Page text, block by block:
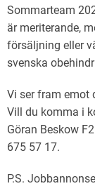
Sommarteam
är meriterande,
försäljning eller
svenska
Vi ser fram emot
Vill du komma i
Göran Beskow
675 57 17.
P.S.